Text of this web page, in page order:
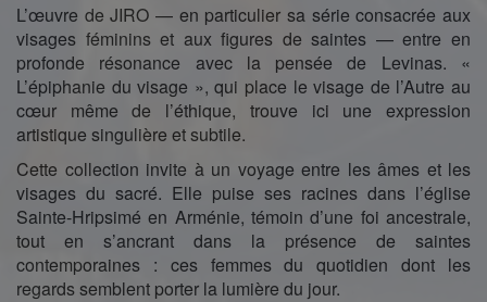
L’œuvre de JIRO — en particulier sa série consacrée aux
visages féminins et aux figures de saintes — entre en
profonde résonance avec la pensée de Levinas. «
L’épiphanie du visage », qui place le visage de l’Autre au
cœur même de l’éthique, trouve ici une expression
artistique singulière et subtile.
Cette collection invite à un voyage entre les âmes et les
visages du sacré. Elle puise ses racines dans l’église
Sainte-Hripsimé en Arménie, témoin d’une foi ancestrale,
tout en s’ancrant dans la présence de saintes
contemporaines : ces femmes du quotidien dont les
regards semblent porter la lumière du jour.